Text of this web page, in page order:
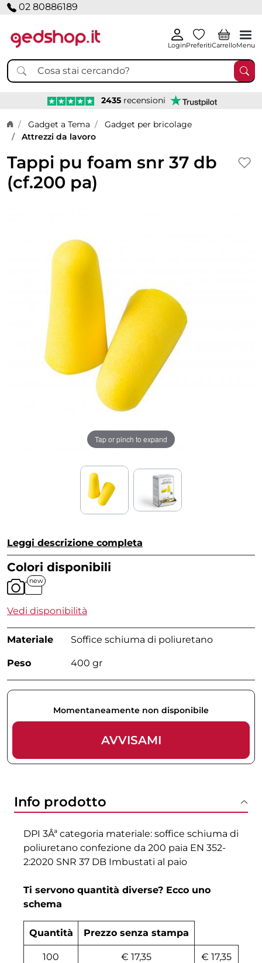
02 80886189
LoginPreferitiCarrelloMenu
2435 recensioni
Home page
Gadget a Tema
Gadget per bricolage
Attrezzi da lavoro
Tappi pu foam snr 37 db
(cf.200 pa)
Tap or pinch to expand
Leggi descrizione completa
Colori disponibili
new
Vedi disponibilità
Materiale Soffice schiuma di poliuretano
Peso 400 gr
Momentaneamente non disponibile
AVVISAMI
Info prodotto
DPI 3Âª categoria materiale: soffice schiuma di
poliuretano confezione da 200 paia EN 352-
2:2020 SNR 37 DB Imbustati al paio
Ti servono quantità diverse? Ecco uno
schema
Quantità Prezzo senza stampa
100 € 17,35 € 17,35